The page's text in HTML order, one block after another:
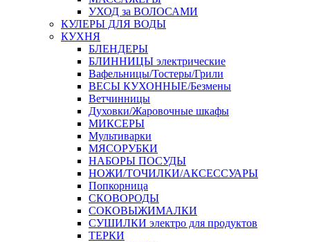
УХОД за ВОЛОСАМИ
КУЛЕРЫ ДЛЯ ВОДЫ
КУХНЯ
БЛЕНДЕРЫ
БЛИННИЦЫ электрические
Вафельницы/Тостеры/Грили
ВЕСЫ КУХОННЫЕ/Безмены
Ветчинницы
Духовки/Жаровочные шкафы
МИКСЕРЫ
Мультиварки
МЯСОРУБКИ
НАБОРЫ ПОСУДЫ
НОЖИ/ТОЧИЛКИ/АКСЕССУАРЫ
Попкорница
СКОВОРОДЫ
СОКОВЫЖИМАЛКИ
СУШИЛКИ электро для продуктов
ТЕРКИ